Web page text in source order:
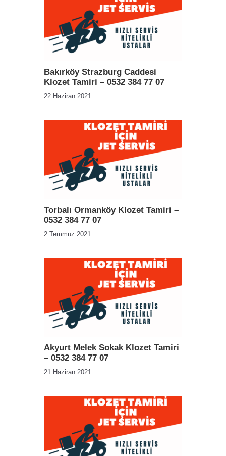
Bakırköy Strazburg Caddesi
Klozet Tamiri – 0532 384 77 07
22 Haziran 2021
Torbalı Ormanköy Klozet Tamiri –
0532 384 77 07
2 Temmuz 2021
Akyurt Melek Sokak Klozet Tamiri
– 0532 384 77 07
21 Haziran 2021